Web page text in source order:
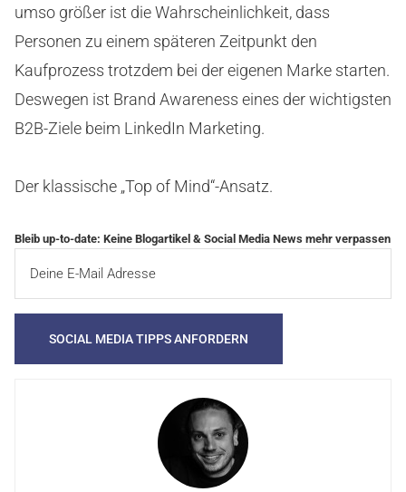
umso größer ist die Wahrscheinlichkeit, dass
Personen zu einem späteren Zeitpunkt den
Kaufprozess trotzdem bei der eigenen Marke starten.
Deswegen ist Brand Awareness eines der wichtigsten
B2B-Ziele beim LinkedIn Marketing.
Der klassische „Top of Mind“-Ansatz.
Bleib up-to-date: Keine Blogartikel & Social Media News mehr verpassen